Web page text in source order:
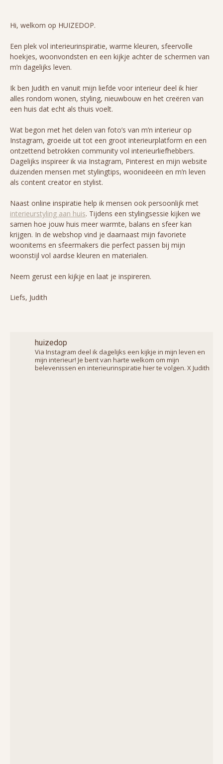
Hi, welkom op HUIZEDOP.
Een plek vol interieurinspiratie, warme kleuren, sfeervolle
hoekjes, woonvondsten en een kijkje achter de schermen van
m’n dagelijks leven.
Ik ben Judith en vanuit mijn liefde voor interieur deel ik hier
alles rondom wonen, styling, nieuwbouw en het creëren van
een huis dat echt als thuis voelt.
Wat begon met het delen van foto’s van m’n interieur op
Instagram, groeide uit tot een groot interieurplatform en een
ontzettend betrokken community vol interieurliefhebbers.
Dagelijks inspireer ik via Instagram, Pinterest en mijn website
duizenden mensen met stylingtips, woonideeën en m’n leven
als content creator en stylist.
Naast online inspiratie help ik mensen ook persoonlijk met
interieurstyling aan huis. Tijdens een stylingsessie kijken we
samen hoe jouw huis meer warmte, balans en sfeer kan
krijgen. In de webshop vind je daarnaast mijn favoriete
woonitems en sfeermakers die perfect passen bij mijn
woonstijl vol aardse kleuren en materialen.
Neem gerust een kijkje en laat je inspireren.
Liefs, Judith
huizedop
Via Instagram deel ik dagelijks een kijkje in mijn leven en
mijn interieur! Je bent van harte welkom om mijn
belevenissen en interieurinspiratie hier te volgen. X Judith